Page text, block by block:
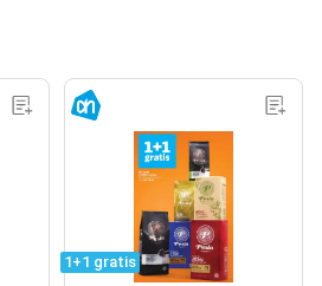
1+1 gratis